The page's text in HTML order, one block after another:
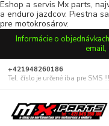
Eshop a servis Mx parts,
a enduro jazdcov. Piestna
pre motokrosárov.
Informácie o
email,
+421948260186
Tel. číslo je určené iba pre SMS !!!